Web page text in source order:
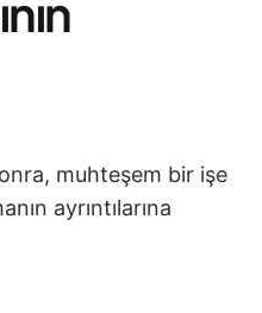
muhteşem bir işe
ayrıntılarına